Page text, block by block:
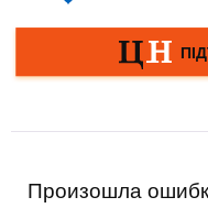
Произошла